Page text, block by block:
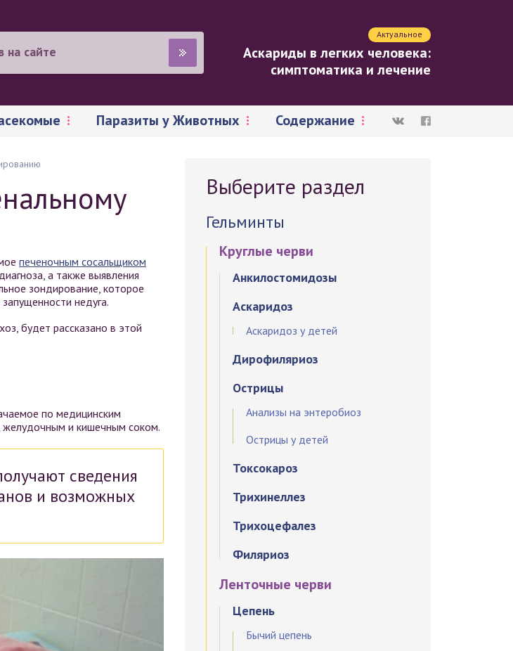
Актуальное
Аскариды в легких человека:
симптоматика и лечение
Паразиты у Животных Содержание
печеночным сосальщиком
а также выявления
зондирование, которое
недуга.
будет рассказано в этой
по медицинским
желудочным и кишечным соком.
сведения
и возможных
Выберите раздел
Гельминты
Круглые черви
Анкилостомидозы
Аскаридоз
Аскаридоз у детей
Дирофиляриоз
Острицы
Анализы на энтеробиоз
Острицы у детей
Токсокароз
Трихинеллез
Трихоцефалез
Филяриоз
Ленточные черви
Цепень
Бычий цепень